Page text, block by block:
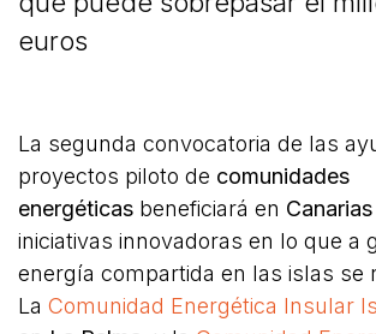
euros
La segunda convocatoria de las
proyectos piloto de comunidades
energéticas beneficiará en Canarias
iniciativas innovadoras en lo que a
energía compartida en las islas se
La Comunidad Energética Insular